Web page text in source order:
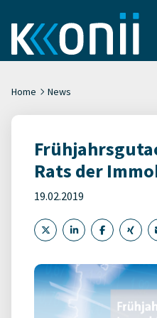
Home News
Rats der
19.02.2019